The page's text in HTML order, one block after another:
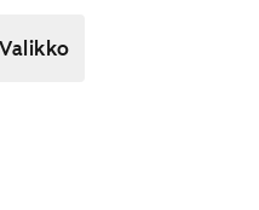
Valikko